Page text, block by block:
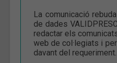
La comunicació
de dades
redactar els
web de col·legiats i
davant del requeriment.